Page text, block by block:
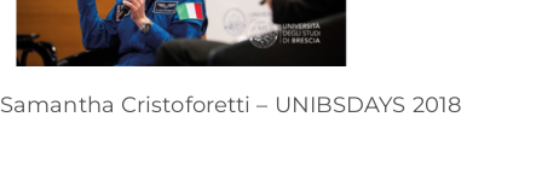
Samantha Cristoforetti – UNIBSDAYS 2018